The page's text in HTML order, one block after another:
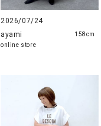
2026/07/24
ayami
online store
158cm